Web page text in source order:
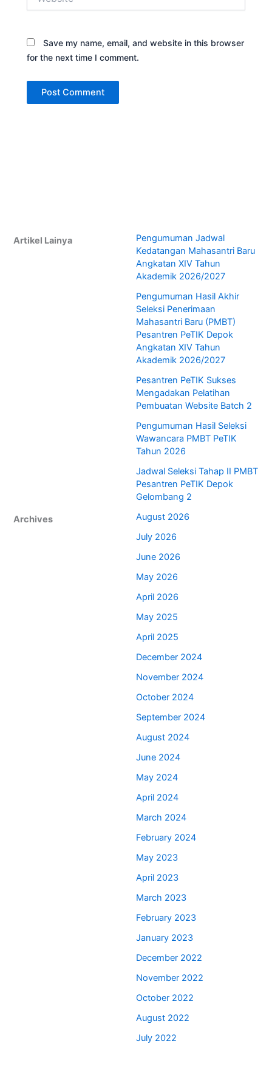
Save my name, email, and website in this browser
for the next time I comment.
Artikel Lainya
Pengumuman Jadwal
Kedatangan Mahasantri Baru
Angkatan XIV Tahun
Akademik 2026/2027
Pengumuman Hasil Akhir
Seleksi Penerimaan
Mahasantri Baru (PMBT)
Pesantren PeTIK Depok
Angkatan XIV Tahun
Akademik 2026/2027
Pesantren PeTIK Sukses
Mengadakan Pelatihan
Pembuatan Website Batch 2
Pengumuman Hasil Seleksi
Wawancara PMBT PeTIK
Tahun 2026
Jadwal Seleksi Tahap II PMBT
Pesantren PeTIK Depok
Gelombang 2
Archives
August 2026
July 2026
June 2026
May 2026
April 2026
May 2025
April 2025
December 2024
November 2024
October 2024
September 2024
August 2024
June 2024
May 2024
April 2024
March 2024
February 2024
May 2023
April 2023
March 2023
February 2023
January 2023
December 2022
November 2022
October 2022
August 2022
July 2022